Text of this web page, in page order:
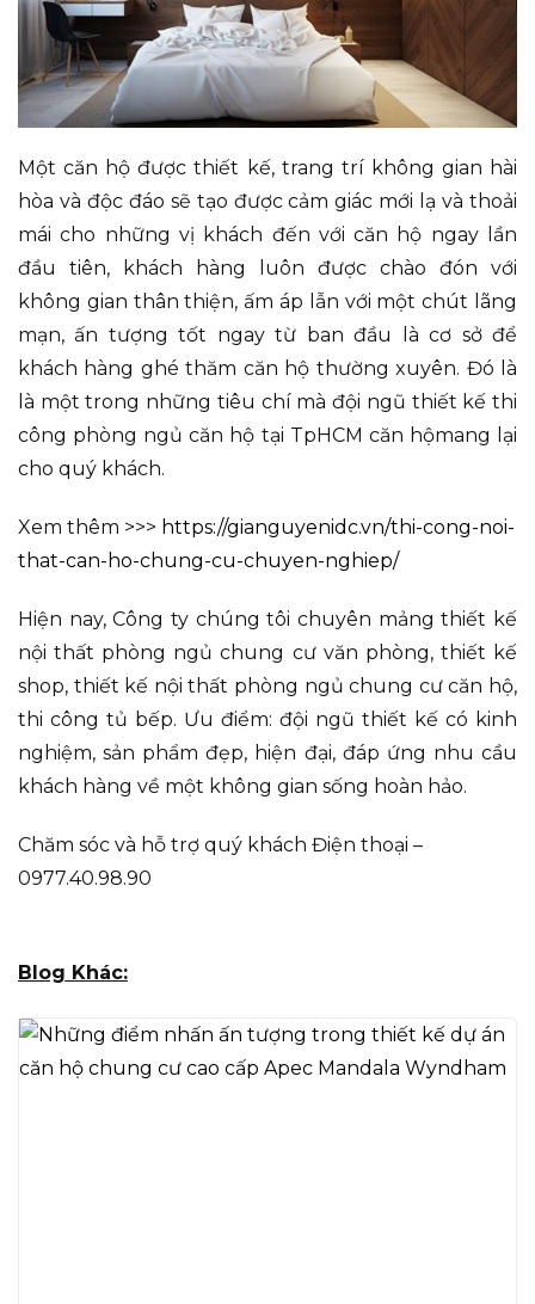
Một căn hộ được thiết kế, trang trí không gian hài
hòa và độc đáo sẽ tạo được cảm giác mới lạ và thoải
mái cho những vị khách đến với căn hộ ngay lần
đầu tiên, khách hàng luôn được chào đón với
không gian thân thiện, ấm áp lẫn với một chút lãng
mạn, ấn tượng tốt ngay từ ban đầu là cơ sở để
khách hàng ghé thăm căn hộ thường xuyên. Đó là
là một trong những tiêu chí mà đội ngũ thiết kế thi
công phòng ngủ căn hộ tại TpHCM căn hộmang lại
cho quý khách.
Xem thêm >>> https://gianguyenidc.vn/thi-cong-noi-
that-can-ho-chung-cu-chuyen-nghiep/
Hiện nay, Công ty chúng tôi chuyên mảng thiết kế
nội thất phòng ngủ chung cư văn phòng, thiết kế
shop, thiết kế nội thất phòng ngủ chung cư căn hộ,
thi công tủ bếp. Ưu điểm: đội ngũ thiết kế có kinh
nghiệm, sản phẩm đẹp, hiện đại, đáp ứng nhu cầu
khách hàng về một không gian sống hoàn hảo.
Chăm sóc và hỗ trợ quý khách Điện thoại –
0977.40.98.90
Blog Khác: